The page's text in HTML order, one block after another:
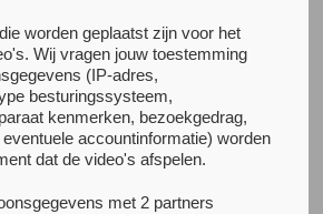
worden geplaatst zijn voor het
Wij vragen jouw toestemming
(IP-adres,
besturingssysteem,
kenmerken, bezoekgedrag,
accountinformatie) worden
dat de video's afspelen.
met 2 partners